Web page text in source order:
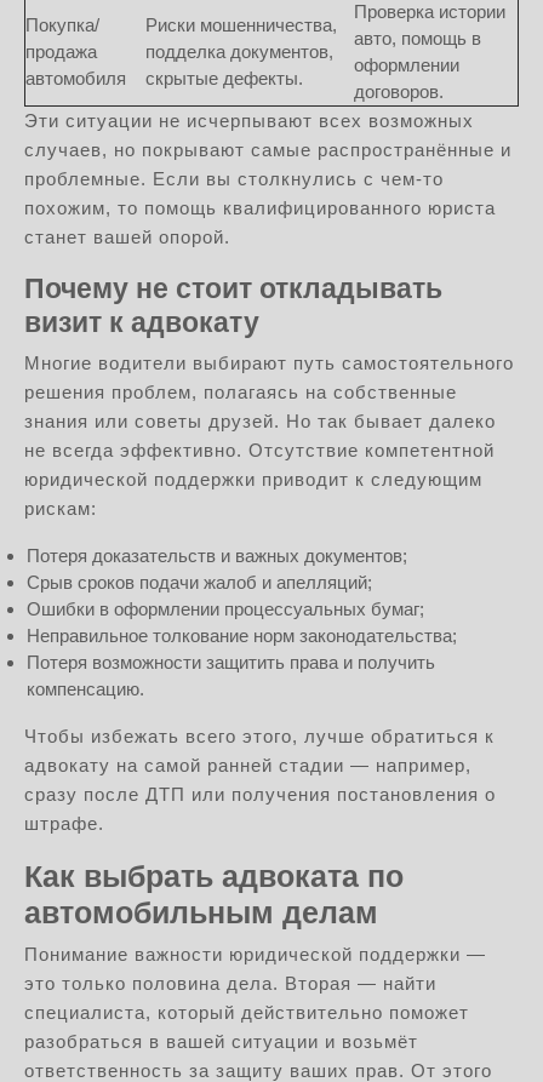
Покупка/
продажа
автомобиля
Риски мошенничества,
подделка документов,
скрытые дефекты.
Проверка истории
авто, помощь в
оформлении
договоров.
Эти ситуации не исчерпывают всех возможных
случаев, но покрывают самые распространённые и
проблемные. Если вы столкнулись с чем-то
похожим, то помощь квалифицированного юриста
станет вашей опорой.
Почему не стоит откладывать
визит к адвокату
Многие водители выбирают путь самостоятельного
решения проблем, полагаясь на собственные
знания или советы друзей. Но так бывает далеко
не всегда эффективно. Отсутствие компетентной
юридической поддержки приводит к следующим
рискам:
Потеря доказательств и важных документов;
Срыв сроков подачи жалоб и апелляций;
Ошибки в оформлении процессуальных бумаг;
Неправильное толкование норм законодательства;
Потеря возможности защитить права и получить
компенсацию.
Чтобы избежать всего этого, лучше обратиться к
адвокату на самой ранней стадии — например,
сразу после ДТП или получения постановления о
штрафе.
Как выбрать адвоката по
автомобильным делам
Понимание важности юридической поддержки —
это только половина дела. Вторая — найти
специалиста, который действительно поможет
разобраться в вашей ситуации и возьмёт
ответственность за защиту ваших прав. От этого